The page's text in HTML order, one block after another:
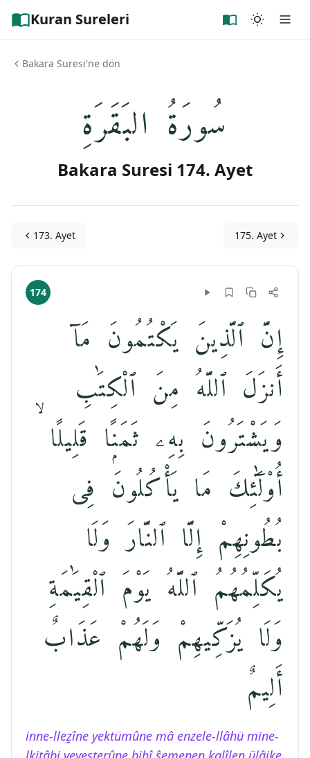
Kuran Sureleri
Bakara Suresi'ne dön
سُورَةُ البَقَرَةِ
Bakara Suresi 174. Ayet
173. Ayet 175. Ayet
174
إِنَّ ٱلَّذِينَ يَكْتُمُونَ مَآ
أَنزَلَ ٱللَّهُ مِنَ ٱلْكِتَٰبِ
وَيَشْتَرُونَ بِهِۦ ثَمَنًۭا قَلِيلًا ۙ
أُو۟لَٰٓئِكَ مَا يَأْكُلُونَ فِى
بُطُونِهِمْ إِلَّا ٱلنَّارَ وَلَا
يُكَلِّمُهُمُ ٱللَّهُ يَوْمَ ٱلْقِيَٰمَةِ
وَلَا يُزَكِّيهِمْ وَلَهُمْ عَذَابٌ
أَلِيمٌ
inne-lleẕîne yektümûne mâ enzele-llâhü mine-